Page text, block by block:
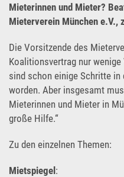
KONTAKT
UNSER SERVICE FÜR SIE
Mieterinnen und Mieter?
Mieterverein München e.V.,
Die Vorsitzende des
Koalitionsvertrag nur wenige
sind schon einige Schritte
worden. Aber insgesamt
Mieterinnen und Mieter in
große Hilfe.“
Zu den einzelnen Themen:
Mietspiegel :